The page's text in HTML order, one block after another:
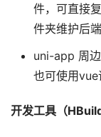
件，可直接
件夹维护后
uni-app 周边
也可使用vue
开发工具（